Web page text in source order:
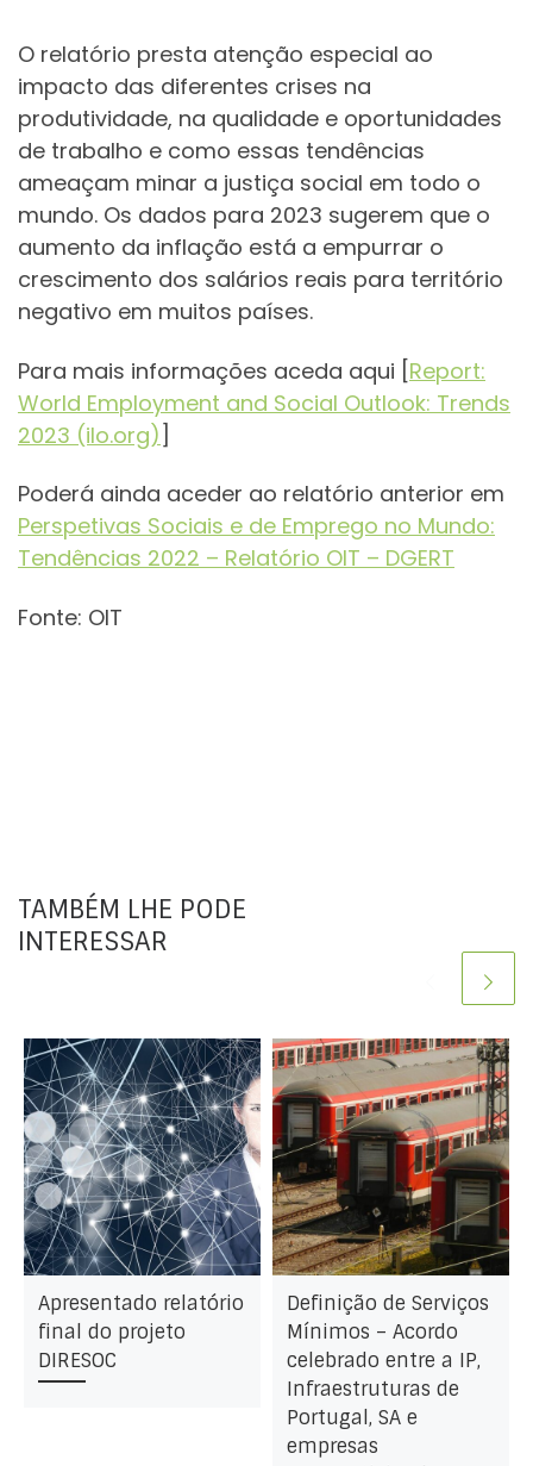
O relatório presta atenção especial ao
impacto das diferentes crises na
produtividade, na qualidade e oportunidades
de trabalho e como essas tendências
ameaçam minar a justiça social em todo o
mundo. Os dados para 2023 sugerem que o
aumento da inflação está a empurrar o
crescimento dos salários reais para território
negativo em muitos países.
Para mais informações aceda aqui [Report:
World Employment and Social Outlook: Trends
2023 (ilo.org)]
Poderá ainda aceder ao relatório anterior em
Perspetivas Sociais e de Emprego no Mundo:
Tendências 2022 – Relatório OIT – DGERT
Fonte: OIT
TAMBÉM LHE PODE
INTERESSAR
Apresentado relatório
final do projeto
DIRESOC
Definição de Serviços
Mínimos – Acordo
celebrado entre a IP,
Infraestruturas de
Portugal, SA e
empresas